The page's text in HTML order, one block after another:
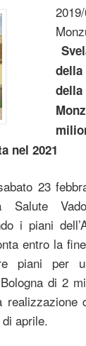
nel 2021
23
i piani
entro la
piani per
di 2
aprile.